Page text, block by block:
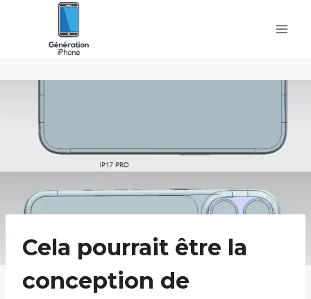
Cela pourrait être la
conception de